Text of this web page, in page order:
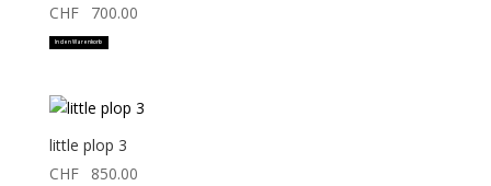
CHF
700.00
In den Warenkorb
little plop 3
CHF
850.00